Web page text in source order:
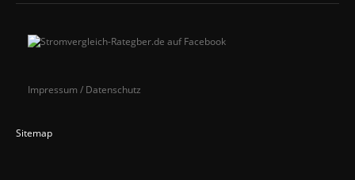
Impressum / Datenschutz
Sitemap